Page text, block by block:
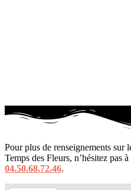
Pour plus de renseignements sur
Temps des Fleurs, n’hésitez pas
04.50.68.72.46.